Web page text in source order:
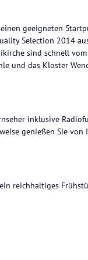
geeigneten
Selection 2014
sind schnell
und das Kloster
inklusive
genießen Sie
reichhaltiges